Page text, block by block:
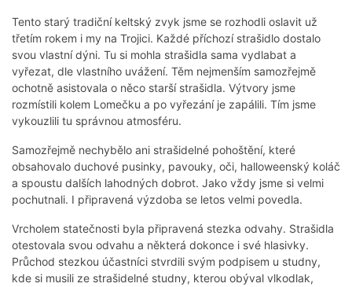
Tento starý tradiční keltský zvyk jsme se rozhodli oslavit už
třetím rokem i my na Trojici. Každé příchozí strašidlo dostalo
svou vlastní dýni. Tu si mohla strašidla sama vydlabat a
vyřezat, dle vlastního uvážení. Těm nejmenším samozřejmě
ochotně asistovala o něco starší strašidla. Výtvory jsme
rozmístili kolem Lomečku a po vyřezání je zapálili. Tím jsme
vykouzlili tu správnou atmosféru.
Samozřejmě nechybělo ani strašidelné pohoštění, které
obsahovalo duchové pusinky, pavouky, oči, halloweenský koláč
a spoustu dalších lahodných dobrot. Jako vždy jsme si velmi
pochutnali. I připravená výzdoba se letos velmi povedla.
Vrcholem statečnosti byla připravená stezka odvahy. Strašidla
otestovala svou odvahu a některá dokonce i své hlasivky.
Průchod stezkou účastníci stvrdili svým podpisem u studny,
kde si musili ze strašidelné studny, kterou obýval vlkodlak,